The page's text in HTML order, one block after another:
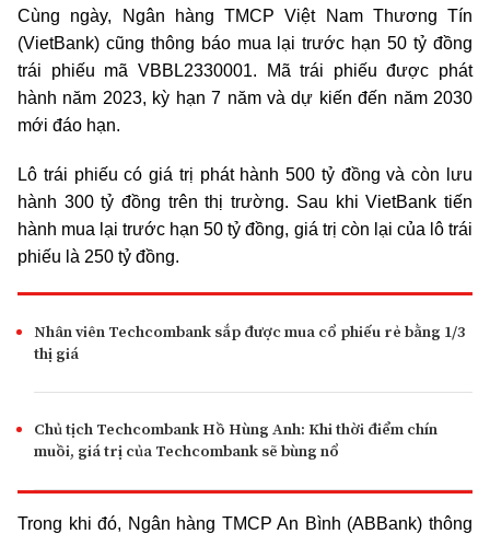
Cùng ngày, Ngân hàng TMCP Việt Nam Thương Tín
(VietBank) cũng thông báo mua lại trước hạn 50 tỷ đồng
trái phiếu mã VBBL2330001. Mã trái phiếu được phát
hành năm 2023, kỳ hạn 7 năm và dự kiến đến năm 2030
mới đáo hạn.
Lô trái phiếu có giá trị phát hành 500 tỷ đồng và còn lưu
hành 300 tỷ đồng trên thị trường. Sau khi VietBank tiến
hành mua lại trước hạn 50 tỷ đồng, giá trị còn lại của lô trái
phiếu là 250 tỷ đồng.
Nhân viên Techcombank sắp được mua cổ phiếu rẻ bằng 1/3
thị giá
Chủ tịch Techcombank Hồ Hùng Anh: Khi thời điểm chín
muồi, giá trị của Techcombank sẽ bùng nổ
Trong khi đó, Ngân hàng TMCP An Bình (ABBank) thông